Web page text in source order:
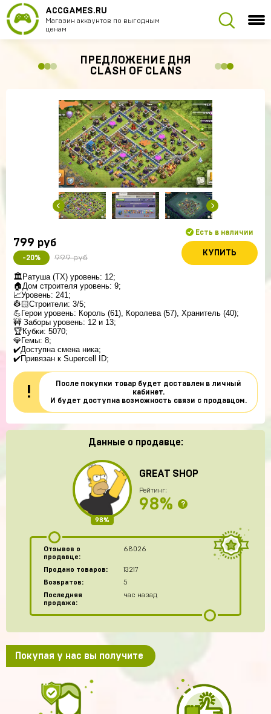
ACCGAMES.RU
Магазин аккаунтов по выгодным
ценам
ПРЕДЛОЖЕНИЕ ДНЯ
CLASH OF CLANS
799 руб
-20% 999 руб
Есть в наличии
КУПИТЬ
🏛Ратуша (ТХ) уровень: 12;
🏠Дом строителя уровень: 9;
📈Уровень: 241;
👷🏻Строители: 3/5;
💪Герои уровень: Король (61), Королева (57), Хранитель (40);
🚧 Заборы уровень: 12 и 13;
🏆Кубки: 5070;
💎Гемы: 8;
✔️Доступна смена ника;
✔️Привязан к Supercell ID;
!
После покупки товар будет доставлен в личный
кабинет.
И будет доступна возможность связи с продавцом.
Данные о продавце:
98%
GREAT SHOP
Рейтинг:
98% ?
Отзывов о
продавце:
68026
Продано товаров:
13217
Возвратов:
5
Последняя
продажа:
час назад
Покупая у нас вы получите